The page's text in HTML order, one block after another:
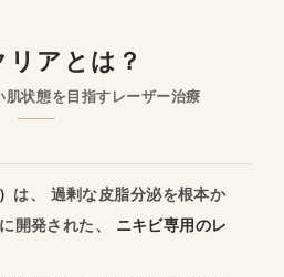
リアとは？
肌状態を目指すレーザー治療
は、 過剰な皮脂分泌を根本か
開発された、 ニキビ専用のレ